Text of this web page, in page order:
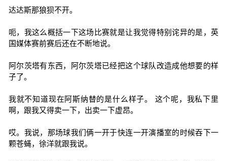
达达斯那狼狈不开。
呃，我这么概括一下这场比赛就是让我觉得特别诧异的是，英
国媒体赛前赛后还在不断地说。
阿尔茨塔有东西，阿尔茨塔已经把这个球队改造成他想要的样
子了。
我就不知道现在阿斯纳替的是什么样子。 这个呢，我私下里
啊，跟我又得卖一下，出卖一下虚昂。
哎。我说，那场球我们俩一开于快连一开演播室的时候吞下一
颗苍蝇，徐洋就跟我说。